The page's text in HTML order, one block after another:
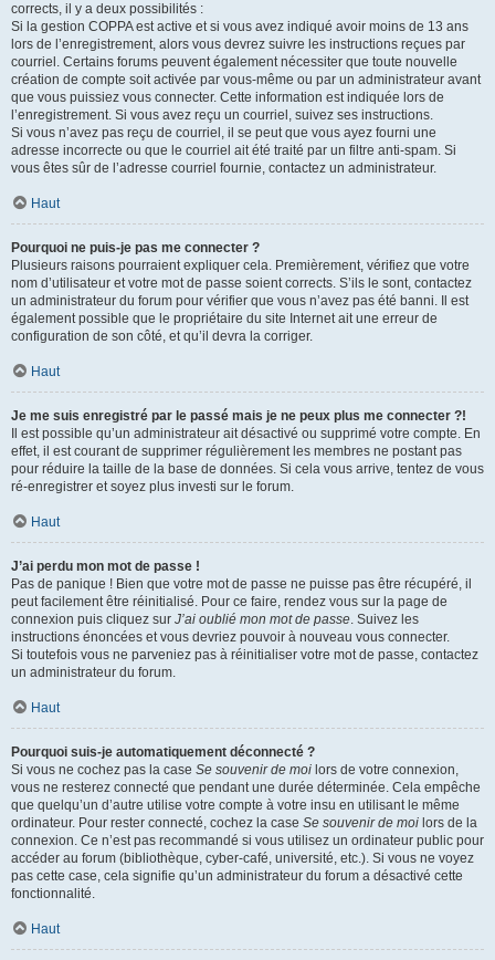
corrects, il y a deux possibilités :
Si la gestion COPPA est active et si vous avez indiqué avoir moins de 13 ans
lors de l’enregistrement, alors vous devrez suivre les instructions reçues par
courriel. Certains forums peuvent également nécessiter que toute nouvelle
création de compte soit activée par vous-même ou par un administrateur avant
que vous puissiez vous connecter. Cette information est indiquée lors de
l’enregistrement. Si vous avez reçu un courriel, suivez ses instructions.
Si vous n’avez pas reçu de courriel, il se peut que vous ayez fourni une
adresse incorrecte ou que le courriel ait été traité par un filtre anti-spam. Si
vous êtes sûr de l’adresse courriel fournie, contactez un administrateur.
Haut
Pourquoi ne puis-je pas me connecter ?
Plusieurs raisons pourraient expliquer cela. Premièrement, vérifiez que votre
nom d’utilisateur et votre mot de passe soient corrects. S’ils le sont, contactez
un administrateur du forum pour vérifier que vous n’avez pas été banni. Il est
également possible que le propriétaire du site Internet ait une erreur de
configuration de son côté, et qu’il devra la corriger.
Haut
Je me suis enregistré par le passé mais je ne peux plus me connecter ?!
Il est possible qu’un administrateur ait désactivé ou supprimé votre compte. En
effet, il est courant de supprimer régulièrement les membres ne postant pas
pour réduire la taille de la base de données. Si cela vous arrive, tentez de vous
ré-enregistrer et soyez plus investi sur le forum.
Haut
J’ai perdu mon mot de passe !
Pas de panique ! Bien que votre mot de passe ne puisse pas être récupéré, il
peut facilement être réinitialisé. Pour ce faire, rendez vous sur la page de
connexion puis cliquez sur J’ai oublié mon mot de passe. Suivez les
instructions énoncées et vous devriez pouvoir à nouveau vous connecter.
Si toutefois vous ne parveniez pas à réinitialiser votre mot de passe, contactez
un administrateur du forum.
Haut
Pourquoi suis-je automatiquement déconnecté ?
Si vous ne cochez pas la case Se souvenir de moi lors de votre connexion,
vous ne resterez connecté que pendant une durée déterminée. Cela empêche
que quelqu’un d’autre utilise votre compte à votre insu en utilisant le même
ordinateur. Pour rester connecté, cochez la case Se souvenir de moi lors de la
connexion. Ce n’est pas recommandé si vous utilisez un ordinateur public pour
accéder au forum (bibliothèque, cyber-café, université, etc.). Si vous ne voyez
pas cette case, cela signifie qu’un administrateur du forum a désactivé cette
fonctionnalité.
Haut